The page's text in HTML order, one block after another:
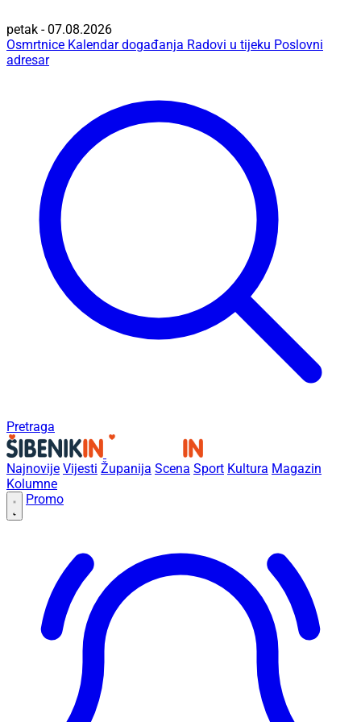
petak - 07.08.2026
Osmrtnice Kalendar događanja Radovi u tijeku Poslovni
adresar
Pretraga
Najnovije Vijesti Županija Scena Sport Kultura Magazin
Kolumne
Promo